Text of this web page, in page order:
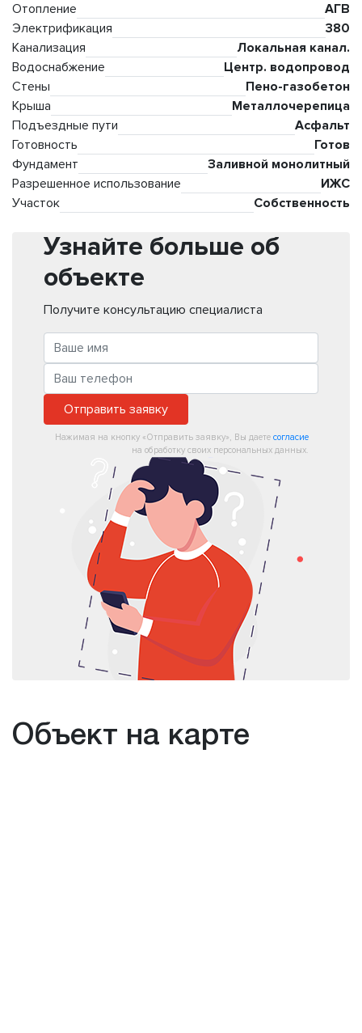
Отопление
АГВ
Электрификация
380
Канализация
Локальная канал.
Водоснабжение
Центр. водопровод
Стены
Пено-газобетон
Крыша
Металлочерепица
Подъездные пути
Асфальт
Готовность
Готов
Фундамент
Заливной монолитный
Разрешенное использование
ИЖС
Участок
Собственность
Узнайте больше об
объекте
Получите консультацию специалиста
Отправить заявку
Нажимая на кнопку «Отправить заявку», Вы даете согласие
на обработку своих персональных данных.
Объект на карте